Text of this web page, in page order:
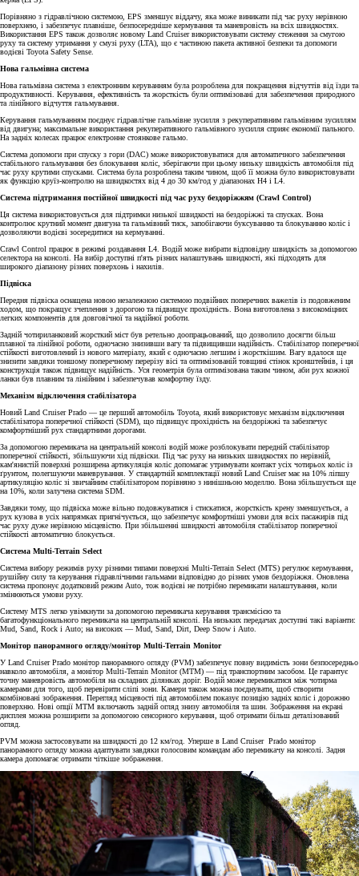
Порівняно з гідравлічною системою, EPS зменшує віддачу, яка може виникати під час руху нерівною
поверхнею, і забезпечує плавніше, безпосередніше кермування та маневровість на всіх швидкостях.
Використання EPS також дозволяє новому Land Cruiser використовувати систему стеження за смугою
руху та систему утримання у смузі руху (LTA), що є частиною пакета активної безпеки та допомоги
водієві Toyota Safety Sense.
Нова гальмівна система
Нова гальмівна система з електронним керуванням була розроблена для покращення відчуттів від їзди та
продуктивності. Керування, ефективність та жорсткість були оптимізовані для забезпечення природного
та лінійного відчуття гальмування.
Керування гальмуванням поєднує гідравлічне гальмівне зусилля з рекуперативним гальмівним зусиллям
від двигуна; максимальне використання рекуперативного гальмівного зусилля сприяє економії пального.
На задніх колесах працює електронне стоянкове гальмо.
Система допомоги при спуску з гори (DAC) може використовуватися для автоматичного забезпечення
стабільного гальмування без блокування коліс, зберігаючи при цьому низьку швидкість автомобіля під
час руху крутими спусками. Система була розроблена таким чином, щоб її можна було використовувати
як функцію круїз-контролю на швидкостях від 4 до 30 км/год у діапазонах H4 і L4.
Система підтримання постійної швидкості під час руху бездоріжжям (Crawl Control)
Ця система використовується для підтримки низької швидкості на бездоріжжі та спусках. Вона
контролює крутний момент двигуна та гальмівний тиск, запобігаючи буксуванню та блокуванню коліс і
дозволяючи водієві зосередитися на кермуванні.
Crawl Control працює в режимі роздавання L4. Водій може вибрати відповідну швидкість за допомогою
селектора на консолі. На вибір доступні п'ять різних налаштувань швидкості, які підходять для
широкого діапазону різних поверхонь і нахилів.
Підвіска
Передня підвіска оснащена новою незалежною системою подвійних поперечних важелів із подовженим
ходом, що покращує зчеплення з дорогою та підвищує прохідність. Вона виготовлена з високоміцних
легких компонентів для довговічної та надійної роботи.
Задній чотириланковий жорсткий міст був ретельно доопрацьований, що дозволило досягти більш
плавної та лінійної роботи, одночасно знизивши вагу та підвищивши надійність. Стабілізатор поперечної
стійкості виготовлений із нового матеріалу, який є одночасно легшим і жорсткішим. Вагу вдалося ще
знизити завдяки тоншому поперечному перерізу вісі та оптимізованій товщині стінок кронштейнів, і ця
конструкція також підвищує надійність. Уся геометрія була оптимізована таким чином, аби рух кожної
ланки був плавним та лінійним і забезпечував комфортну їзду.
Механізм відключення стабілізатора
Новий Land Cruiser Prado — це перший автомобіль Toyota, який використовує механізм відключення
стабілізатора поперечної стійкості (SDM), що підвищує прохідність на бездоріжжі та забезпечує
комфортніший рух стандартними дорогами.
За допомогою перемикача на центральній консолі водій може розблокувати передній стабілізатор
поперечної стійкості, збільшуючи хід підвіски. Під час руху на низьких швидкостях по нерівній,
кам'янистій поверхні розширена артикуляція коліс допомагає утримувати контакт усіх чотирьох коліс із
ґрунтом, полегшуючи маневрування. У стандартній комплектації новий Land Cruiser має на 10% ліпшу
артикуляцію коліс зі звичайним стабілізатором порівняно з нинішньою моделлю. Вона збільшується ще
на 10%, коли залучена система SDM.
Завдяки тому, що підвіска може вільно подовжуватися і стискатися, жорсткість крену зменшується, а
рух кузова в усіх напрямках пригнічується, що забезпечує комфортніші умови для всіх пасажирів під
час руху дуже нерівною місцевістю. При збільшенні швидкості автомобіля стабілізатор поперечної
стійкості автоматично блокується.
Система Multi-Terrain Select
Система вибору режимів руху різними типами поверхні Multi-Terrain Select (MTS) регулює кермування,
рушійну силу та керування гідравлічними гальмами відповідно до різних умов бездоріжжя. Оновлена
система пропонує додатковий режим Auto, тож водієві не потрібно перемикати налаштування, коли
змінюються умови руху.
Систему MTS легко увімкнути за допомогою перемикача керування трансмісією та
багатофункціонального перемикача на центральній консолі. На низьких передачах доступні такі варіанти:
Mud, Sand, Rock і Auto; на високих — Mud, Sand, Dirt, Deep Snow і Auto.
Монітор панорамного огляду/монітор Multi-Terrain Monitor
У Land Cruiser Prado монітор панорамного огляду (PVM) забезпечує повну видимість зони безпосередньо
навколо автомобіля, а монітор Multi-Terrain Monitor (MTM) — під транспортним засобом. Це гарантує
точну маневровість автомобіля на складних ділянках доріг. Водій може перемикатися між чотирма
камерами для того, щоб перевірити сліпі зони. Камери також можна поєднувати, щоб створити
комбіновані зображення. Перегляд місцевості під автомобілем показує позицію задніх коліс і дорожню
поверхню. Нові опції MTM включають задній огляд знизу автомобіля та шин. Зображення на екрані
дисплея можна розширити за допомогою сенсорного керування, щоб отримати більш деталізований
огляд.
PVM можна застосовувати на швидкості до 12 км/год. Уперше в Land Cruiser Prado монітор
панорамного огляду можна адаптувати завдяки голосовим командам або перемикачу на консолі. Задня
камера допомагає отримати чіткіше зображення.